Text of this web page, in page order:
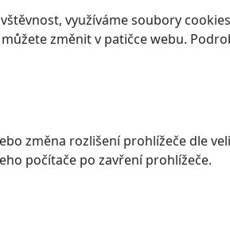
využíváme soubory
změnit v patičce webu.
změna rozlišení prohlížeče dle
počítače po zavření prohlížeče.